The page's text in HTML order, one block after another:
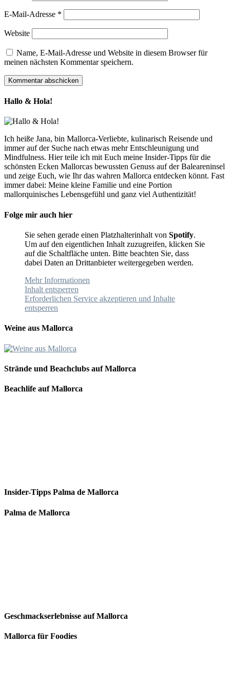
E-Mail-Adresse *
Website
Name, E-Mail-Adresse und Website in diesem Browser für
meinen nächsten Kommentar speichern.
Hallo & Hola!
Ich heiße Jana, bin Mallorca-Verliebte, kulinarisch Reisende und
immer auf der Suche nach etwas mehr Entschleunigung und
Mindfulness. Hier teile ich mit Euch meine Insider-Tipps für die
schönsten Ecken Mallorcas bewussten Genuss auf der Baleareninsel
und zeige Euch, wie Ihr das wahren Mallorca entdecken könnt. Fast
immer dabei: Meine kleine Familie und eine Portion
mallorquinisches Lebensgefühl und ganz viel Authentizität!
Folge mir auch hier
Sie sehen gerade einen Platzhalterinhalt von Spotify.
Um auf den eigentlichen Inhalt zuzugreifen, klicken Sie
auf die Schaltfläche unten. Bitte beachten Sie, dass
dabei Daten an Drittanbieter weitergegeben werden.
Mehr Informationen
Inhalt entsperren
Erforderlichen Service akzeptieren und Inhalte
entsperren
Weine aus Mallorca
Strände und Beachclubs auf Mallorca
Beachlife auf Mallorca
Insider-Tipps Palma de Mallorca
Palma de Mallorca
Geschmackserlebnisse auf Mallorca
Mallorca für Foodies